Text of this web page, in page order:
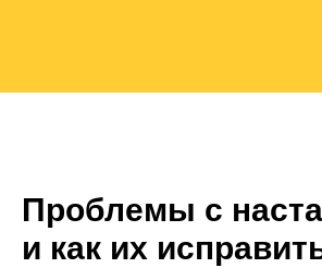
Проблемы с
и как их